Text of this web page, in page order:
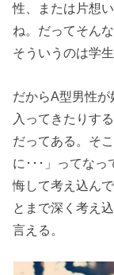
性、または片想
ね。だってそん
そういうのは学
だからA型男性
入ってきたりす
だってある。そ
に･･･」ってな
悔して考え込ん
とまで深く考え
言える。